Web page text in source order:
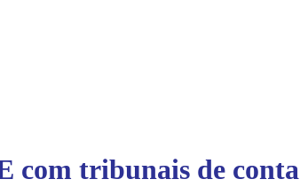
com tribunais de conta